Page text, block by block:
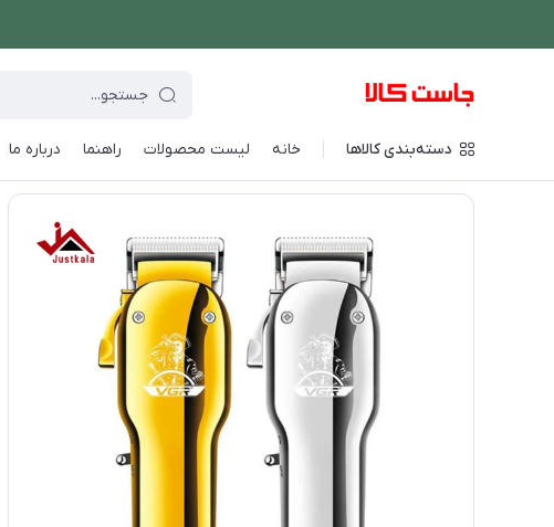
دسته‌بندی کالاها خانه لیست محصولات راهنما درباره ما
فروشگاه اینترنتی جاست کالا لوازم شخصی برقی / ماشین اصلاح صورت